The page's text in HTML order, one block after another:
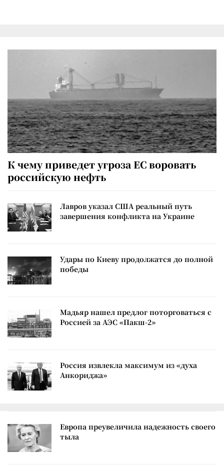
К чему приведет угроза ЕС воровать
российскую нефть
Лавров указал США реальный путь
завершения конфликта на Украине
Удары по Киеву продолжатся до полной
победы
Мадьяр нашел предлог поторговаться с
Россией за АЭС «Пакш-2»
Россия извлекла максимум из «духа
Анкориджа»
Европа преувеличила надежность своего
тыла